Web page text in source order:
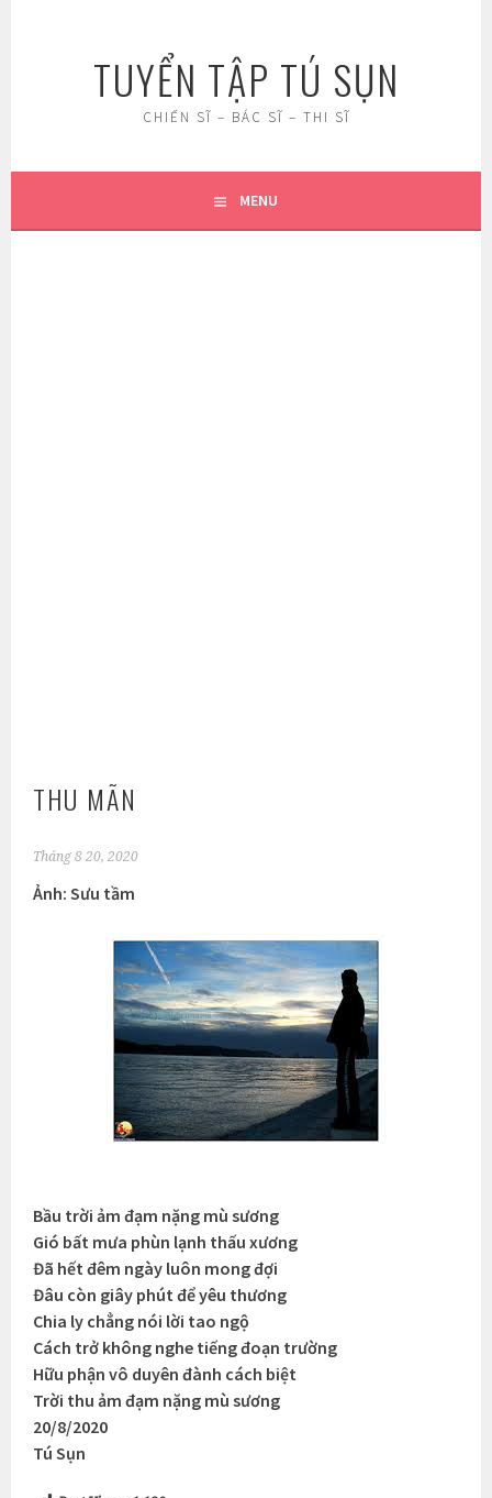
TUYỂN TẬP TÚ SỤN
CHIẾN SĨ – BÁC SĨ – THI SĨ
MENU
THU MÃN
Tháng 8 20, 2020
Ảnh: Sưu tầm
Bầu trời ảm đạm nặng mù sương
Gió bất mưa phùn lạnh thấu xương
Đã hết đêm ngày luôn mong đợi
Đâu còn giây phút để yêu thương
Chia ly chẳng nói lời tao ngộ
Cách trở không nghe tiếng đoạn trường
Hữu phận vô duyên đành cách biệt
Trời thu ảm đạm nặng mù sương
20/8/2020
Tú Sụn